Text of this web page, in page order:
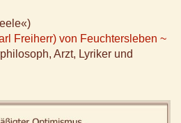
Freiherr) von Feuchtersleben ~
Arzt, Lyriker und